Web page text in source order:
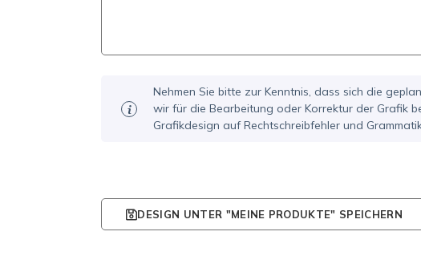
Nehmen Sie bitte zur Kenntnis, dass sich die
wir für die Bearbeitung oder Korrektur der Grafik
Grafikdesign auf Rechtschreibfehler und
DESIGN UNTER "MEINE PRODUKTE" SPEICHERN